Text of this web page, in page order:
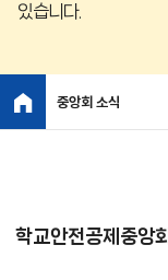
있습니다.
중앙회 소식
학교안전공제중앙